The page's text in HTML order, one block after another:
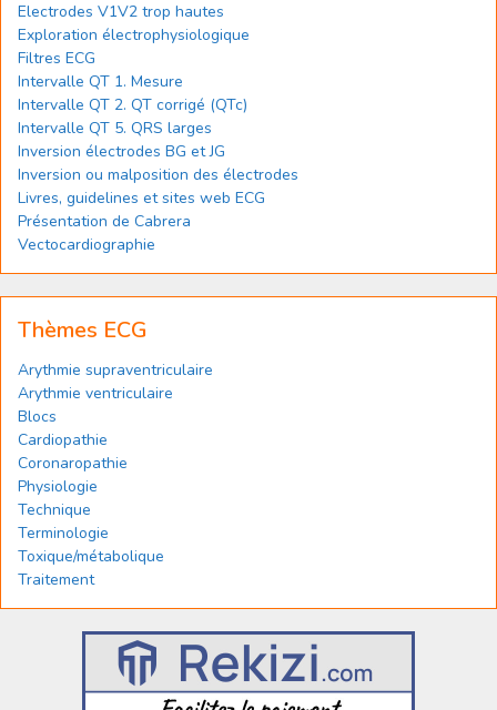
Electrodes V1V2 trop hautes
Exploration électrophysiologique
Filtres ECG
Intervalle QT 1. Mesure
Intervalle QT 2. QT corrigé (QTc)
Intervalle QT 5. QRS larges
Inversion électrodes BG et JG
Inversion ou malposition des électrodes
Livres, guidelines et sites web ECG
Présentation de Cabrera
Vectocardiographie
Thèmes ECG
Arythmie supraventriculaire
Arythmie ventriculaire
Blocs
Cardiopathie
Coronaropathie
Physiologie
Technique
Terminologie
Toxique/métabolique
Traitement